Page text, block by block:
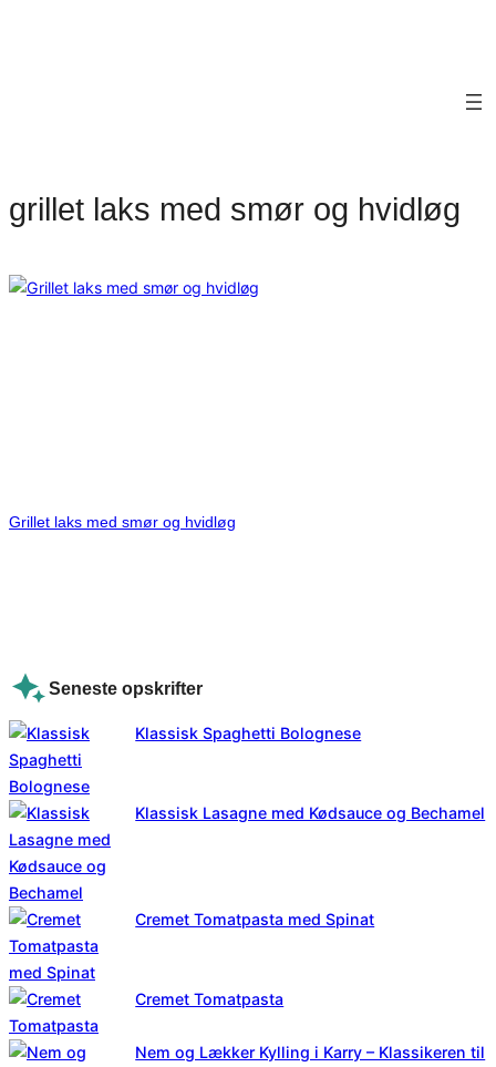
grillet laks med smør og hvidløg
Grillet laks med smør og hvidløg
Seneste opskrifter
Klassisk Spaghetti Bolognese
Klassisk Lasagne med Kødsauce og Bechamel
Cremet Tomatpasta med Spinat
Cremet Tomatpasta
Nem og Lækker Kylling i Karry – Klassikeren til